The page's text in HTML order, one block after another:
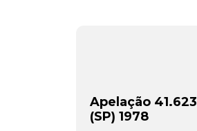
Apelação 41.623
(SP) 1978